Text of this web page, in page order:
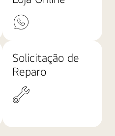
Solicitação de
Reparo